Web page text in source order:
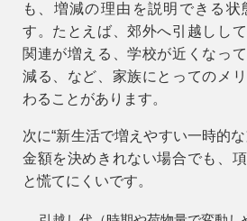
も、 増減の理由を説明できる状
す。たとえば、郊外へ引越しし
関連が増える、学校が近くなっ
減る、など、家族にとってのメ
わることがあります。
次に“新生活で増えやすい一時的な
金額を決めきれない場合でも、
と慌てにくいです。